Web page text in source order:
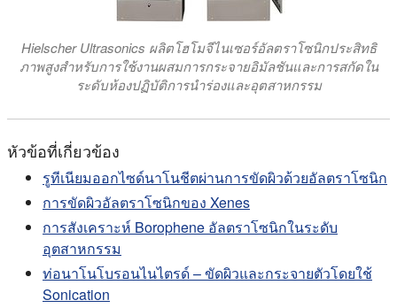
Hielscher Ultrasonics ผลิตโฮโมจีไนเซอร์อัลตราโซนิกประสิทธิ
ภาพสูงสําหรับการใช้งานผสมการกระจายอิมัลชันและการสกัดใน
ระดับห้องปฏิบัติการนําร่องและอุตสาหกรรม
หัวข้อที่เกี่ยวข้อง
รูทีเนียมออกไซด์นาโนชีตผ่านการขัดผิวด้วยอัลตราโซนิก
การขัดผิวอัลตราโซนิกของ Xenes
การสังเคราะห์ Borophene อัลตราโซนิกในระดับ
อุตสาหกรรม
ท่อนาโนโบรอนไนไตรด์ – ขัดผิวและกระจายตัวโดยใช้
Sonication